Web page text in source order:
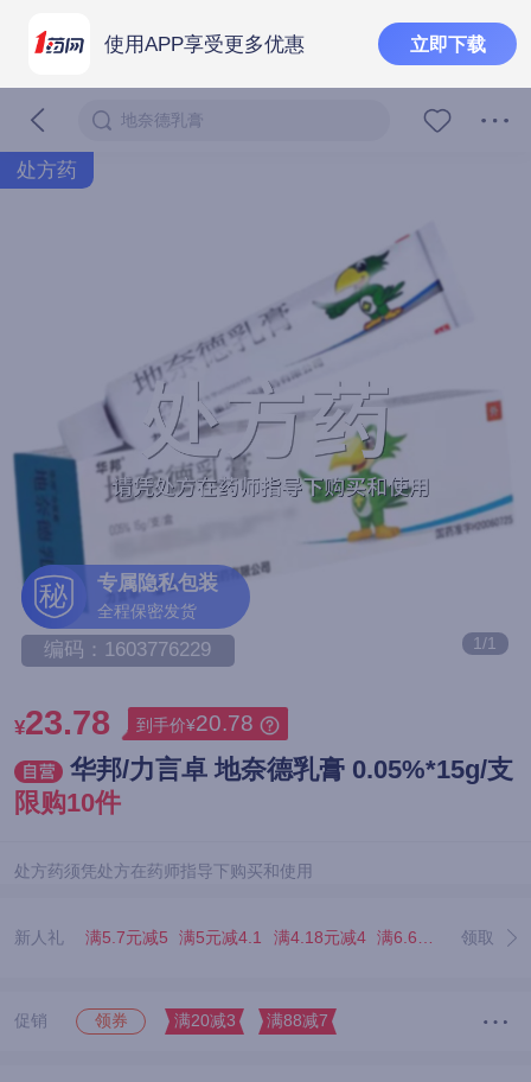
使用APP享受更多优惠 立即下载
地奈德乳膏
处方药
1/1
专属隐私包装
全程保密发货
秘
编码：1603776229
¥23.78 到手价¥20.78
华邦/力言卓 地奈德乳膏 0.05%*15g/支
限购10件
处方药须凭处方在药师指导下购买和使用
新人礼 领取
满5.7元减5 满5元减4.1 满4.18元减4 满6.67元减5.07 满
促销 领券 满20减3 满88减7